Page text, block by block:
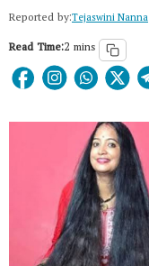
Reported by:Tejaswini Nanna
Read Time:2 mins